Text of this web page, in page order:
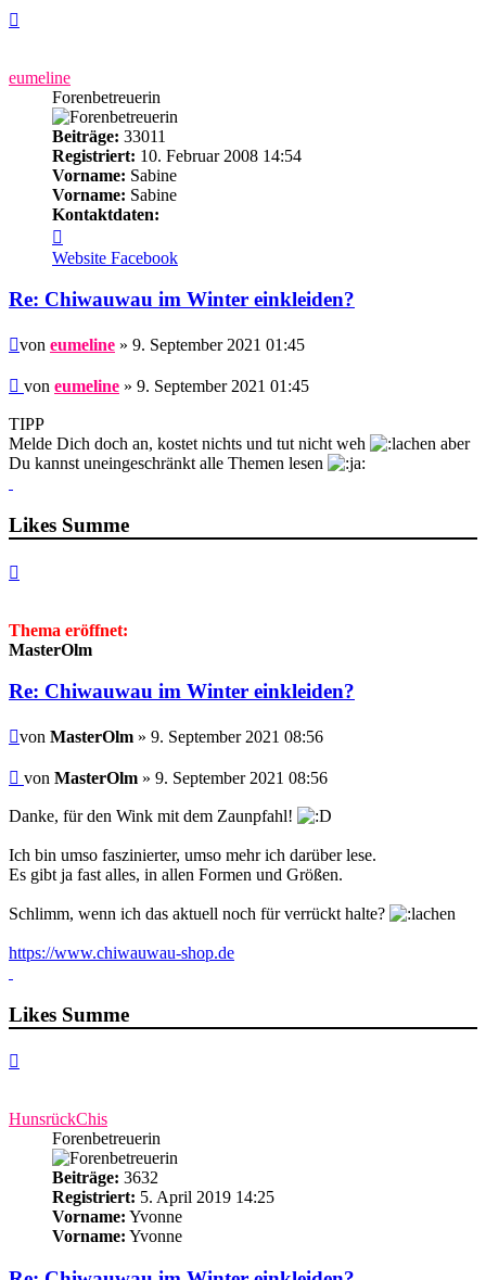
eumeline
Forenbetreuerin
Beiträge: 33011
Registriert: 10. Februar 2008 14:54
Vorname: Sabine
Vorname: Sabine
Kontaktdaten:
von
eumeline
Website Facebook
Re: Chiwauwau im Winter einkleiden?
Beitrag
von eumeline » 9. September 2021 01:45
Beitrag
von eumeline » 9. September 2021 01:45
TIPP
Melde Dich doch an, kostet nichts und tut nicht weh
aber
Du kannst uneingeschränkt alle Themen lesen
Likes Summe
Thema eröffnet:
MasterOlm
Re: Chiwauwau im Winter einkleiden?
Beitrag
von MasterOlm » 9. September 2021 08:56
Beitrag
von MasterOlm » 9. September 2021 08:56
Danke, für den Wink mit dem Zaunpfahl!
Ich bin umso faszinierter, umso mehr ich darüber lese.
Es gibt ja fast alles, in allen Formen und Größen.
Schlimm, wenn ich das aktuell noch für verrückt halte?
https://www.chiwauwau-shop.de
Likes Summe
HunsrückChis
Forenbetreuerin
Beiträge: 3632
Registriert: 5. April 2019 14:25
Vorname: Yvonne
Vorname: Yvonne